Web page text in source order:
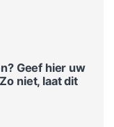
Geef hier uw
niet, laat dit